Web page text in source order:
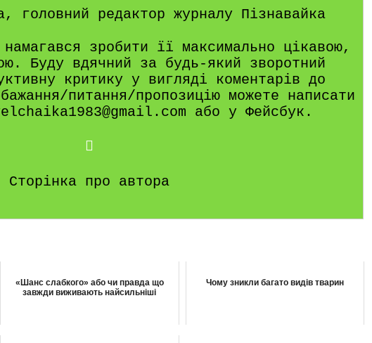
головний редактор журналу Пізнавайка
зробити її максимально цікавою,
Буду вдячний за будь-який зворотний
критику у вигляді коментарів до
питання/пропозицію можете написати
або у Фейсбук.
Сторінка про автора
«Шанс слабкого» або чи правда що
завжди виживають найсильніші
Чому зникли багато видів тварин